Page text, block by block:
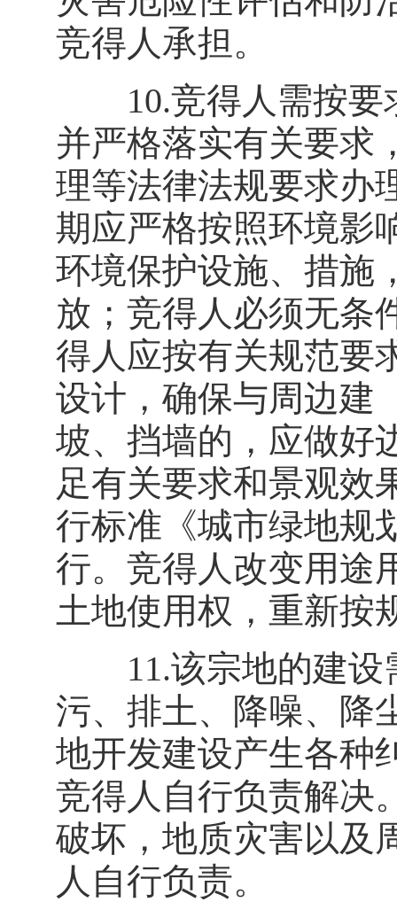
竞得人承担。
10.竞得人需按要
并严格落实有关要求
理等法律法规要求办
期应严格按照环境影
环境保护设施、措施
放；竞得人必须无条
得人应按有关规范要
设计，确保与周边建
坡、挡墙的，应做好
足有关要求和景观效
行标准《城市绿地规
行。竞得人改变用途
土地使用权，重新按
11.该宗地的建设
污、排土、降噪、降
地开发建设产生各种
竞得人自行负责解决
破坏，地质灾害以及
人自行负责。